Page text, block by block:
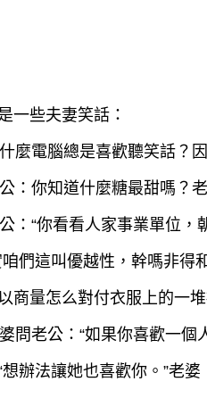
一些夫妻笑話：
麼電腦總是喜歡聽笑話？
：你知道什麼糖最甜嗎？
：“你看看人家事業單位，
咱們這叫優越性，幹嗎非得
商量怎么對付衣服上的一
問老公：“如果你喜歡一個
想辦法讓她也喜歡你。”老